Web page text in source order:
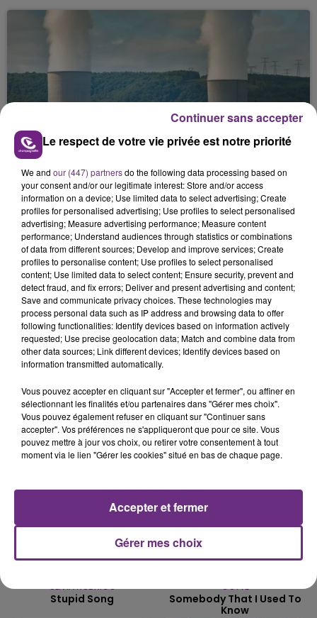
LA CENTRALE NUCLÉAIRE DE CHOOZ
TOUJOURS À L'ARRÊT
Cela fait déjà une semaine que la centrale
nucléaire ardennaise est à l'arrêt. Une situation
justifiée par la sécheresse intense qui est toujours
présente.
LE MAGASIN JOUÉCLUB DE REIMS FERME
SES PORTES
C'était l'une des institutions du centre-ville
rémois. Le magasin JouéClub est contraint de
fermer ses portes.
TITRES DIFFUSÉS
13h26
13h26
OLIVIA RODRIGO
Stupid Song
13h23
13h23
GOTYE
Somebody That I Used To
Know
Le respect de votre vie privée est notre priorité
We and our (447) partnersdo the following data processing based on
your consent and/or our legitimate interest: Store and/or access
information on a device; Use limited data to select advertising; Create
profiles for personalised advertising; Use profiles to select personalised
advertising; Measure advertising performance; Measure content
performance; Understand audiences through statistics or combinations
of data from different sources; Develop and improve services; Create
profiles to personalise content; Use profiles to select personalised
content; Use limited data to select content; Ensure security, prevent and
detect fraud, and fix errors; Deliver and present advertising and content;
Save and communicate privacy choices. These technologies may
process personal data such as IP address and browsing data to offer
following functionalities: Identify devices based on information actively
requested; Use precise geolocation data; Match and combine data from
other data sources; Link different devices; Identify devices based on
information transmitted automatically.
Vous pouvez accepter en cliquant sur "Accepter et fermer", ou affiner en
sélectionnant les finalités et/ou partenaires dans "Gérer mes choix".
Vous pouvez également refuser en cliquant sur "Continuer sans
accepter". Vos préférences ne s'appliqueront que pour ce site. Vous
pouvez mettre à jour vos choix, ou retirer votre consentement à tout
moment via le lien "Gérer les cookies" situé en bas de chaque page.
Gérer mes choix
Accepter et fermer
Continuer sans accepter